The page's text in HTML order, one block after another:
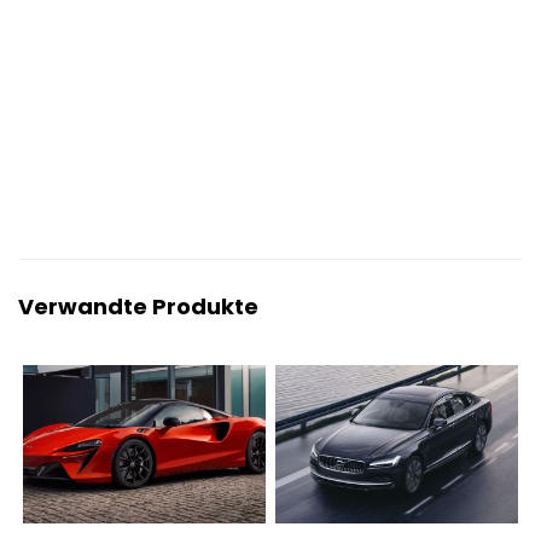
Verwandte Produkte